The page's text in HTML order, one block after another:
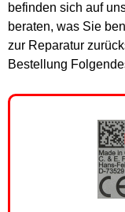
befinden sich auf
beraten, was Sie
zur Reparatur
Bestellung